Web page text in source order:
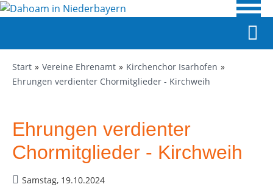
Start Vereine Ehrenamt
Kirchenchor Isarhofen
Ehrungen verdienter Chormitglieder - Kirchweih
Ehrungen verdienter
Chormitglieder - Kirchweih
Samstag, 19.10.2024